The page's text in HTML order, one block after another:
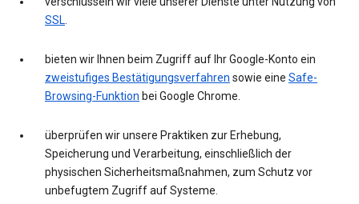
SSL.
bieten wir Ihnen beim Zugriff auf Ihr Google-Konto ein
zweistufiges Bestätigungsverfahren sowie eine Safe-
Browsing-Funktion bei Google Chrome.
überprüfen wir unsere Praktiken zur Erhebung,
Speicherung und Verarbeitung, einschließlich der
physischen Sicherheitsmaßnahmen, zum Schutz vor
unbefugtem Zugriff auf Systeme.